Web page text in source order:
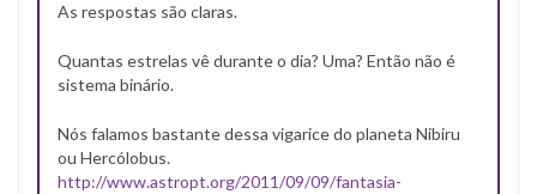
As respostas são claras.
Quantas estrelas vê durante o dia? Uma? Então não é
sistema binário.
Nós falamos bastante dessa vigarice do planeta Nibiru
ou Hercólobus.
http://www.astropt.org/2011/09/09/fantasia-